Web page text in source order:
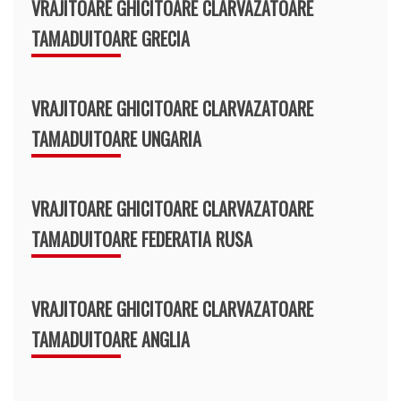
VRAJITOARE GHICITOARE CLARVAZATOARE
TAMADUITOARE GRECIA
VRAJITOARE GHICITOARE CLARVAZATOARE
TAMADUITOARE UNGARIA
VRAJITOARE GHICITOARE CLARVAZATOARE
TAMADUITOARE FEDERATIA RUSA
VRAJITOARE GHICITOARE CLARVAZATOARE
TAMADUITOARE ANGLIA